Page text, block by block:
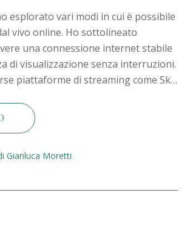
esplorato vari modi in cui è possibile
vivo online. Ho sottolineato
una connessione internet stabile
di visualizzazione senza interruzioni.
piattaforme di streaming come Sky
che permettono di seguire gli
reale. Infine, ho consigliato la
sicurezza.
Gianluca Moretti